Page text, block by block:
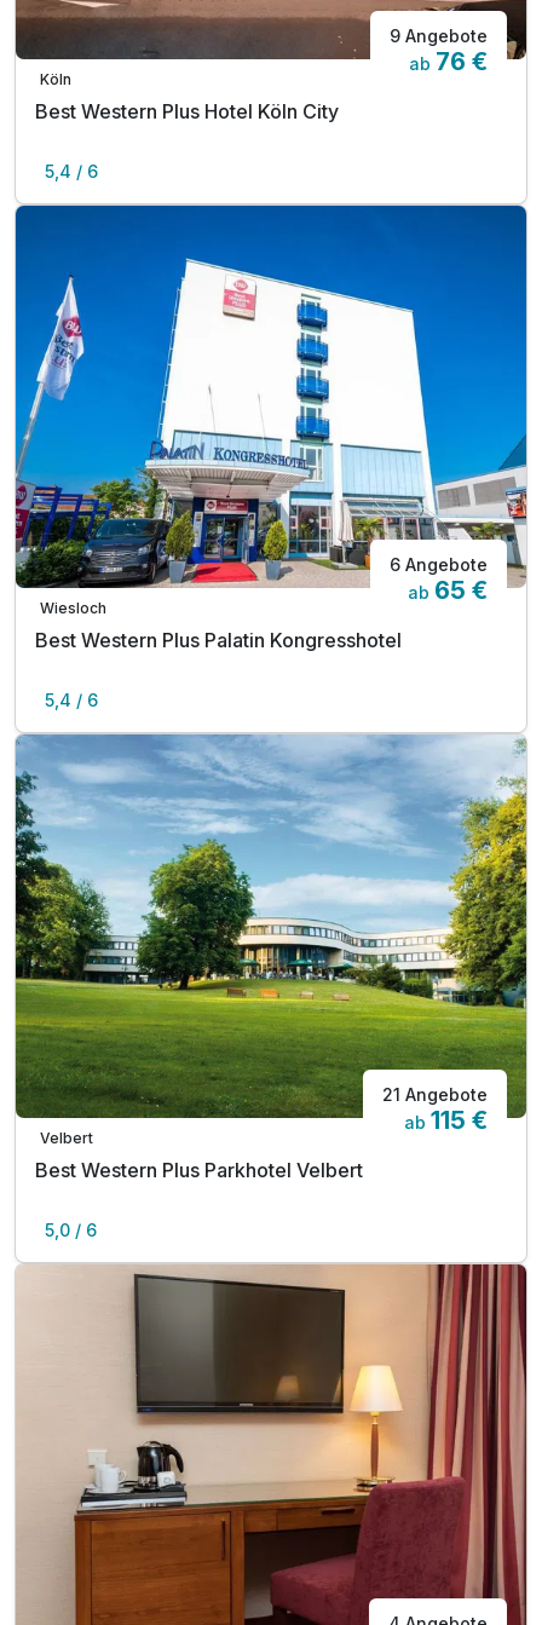
Köln
9 Angebote
ab 76 €
Best Western Plus Hotel Köln City
5,4 / 6
Wiesloch
6 Angebote
ab 65 €
Best Western Plus Palatin Kongresshotel
5,4 / 6
Velbert
21 Angebote
ab 115 €
Best Western Plus Parkhotel Velbert
5,0 / 6